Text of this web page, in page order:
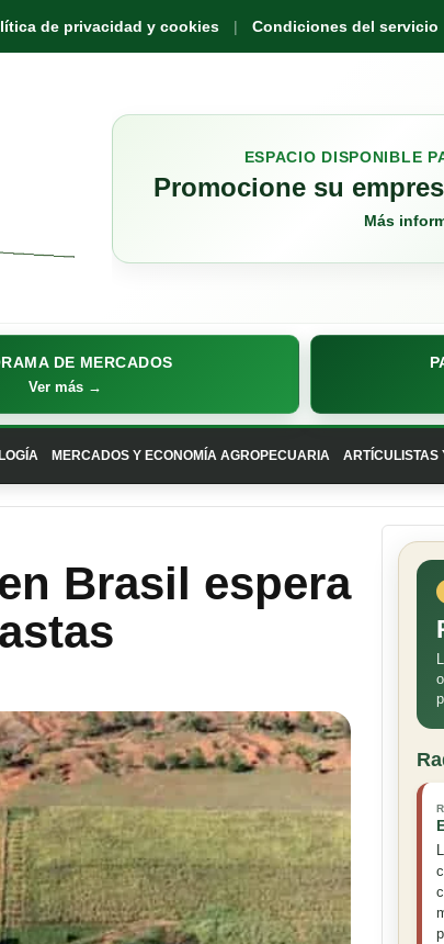
de privacidad y cookies Condiciones del servicio
ESPACIO DISPONIBLE
Promocione su
Más
DE MERCADOS
Ver más →
MERCADOS Y ECONOMÍA AGROPECUARIA ARTÍCULISTAS
Brasil espera